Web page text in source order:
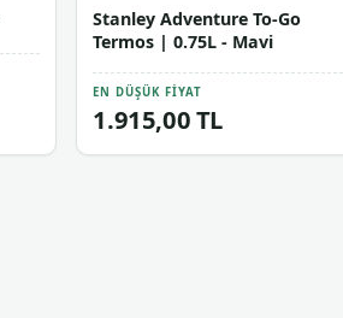
Stanley Adventure To-Go
Termos | 0.75L - Mavi
EN DÜŞÜK FIYAT
1.915,00 TL